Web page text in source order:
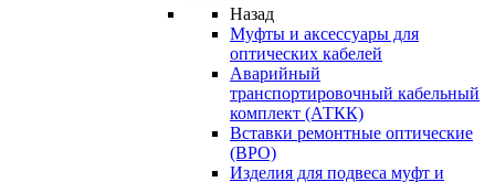
Назад
Муфты и аксессуары для
оптических кабелей
Аварийный
транспортировочный кабельный
комплект (АТКК)
Вставки ремонтные оптические
(ВРО)
Изделия для подвеса муфт и